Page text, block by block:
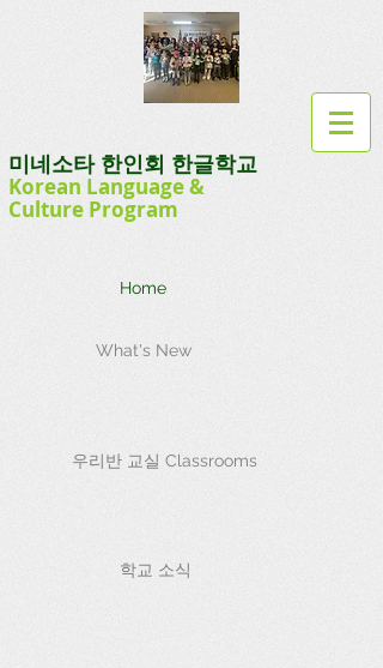
미네소타 한인회 한글학교
Korean Language&
Culture Program
Home
What's New
우리반 교실 Classrooms
학교 소식